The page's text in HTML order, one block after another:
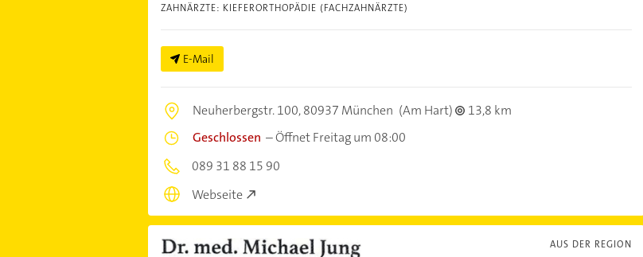
ZAHNÄRZTE: KIEFERORTHOPÄDIE (FACHZAHNÄRZTE)
E-Mail
Neuherbergstr. 100,80937 München (Am Hart)
13,8 km
Geschlossen –Öffnet Freitag um 08:00
089 31 88 15 90
Webseite
AUS DER REGION